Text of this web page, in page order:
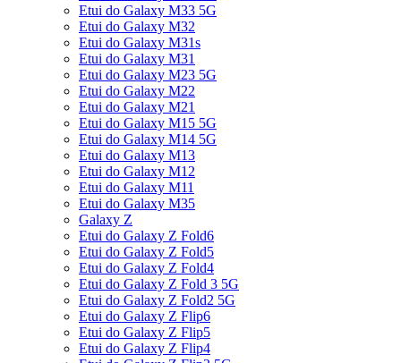
Etui do Galaxy M33 5G
Etui do Galaxy M32
Etui do Galaxy M31s
Etui do Galaxy M31
Etui do Galaxy M23 5G
Etui do Galaxy M22
Etui do Galaxy M21
Etui do Galaxy M15 5G
Etui do Galaxy M14 5G
Etui do Galaxy M13
Etui do Galaxy M12
Etui do Galaxy M11
Etui do Galaxy M35
Galaxy Z
Etui do Galaxy Z Fold6
Etui do Galaxy Z Fold5
Etui do Galaxy Z Fold4
Etui do Galaxy Z Fold 3 5G
Etui do Galaxy Z Fold2 5G
Etui do Galaxy Z Flip6
Etui do Galaxy Z Flip5
Etui do Galaxy Z Flip4